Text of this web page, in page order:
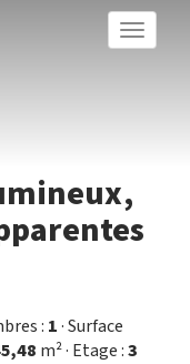
Toggle
: 1· Surface
m² · Etage :3